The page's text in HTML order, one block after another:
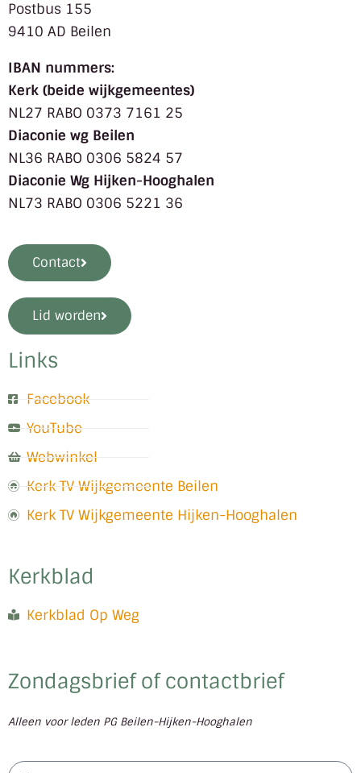
Postbus 155
9410 AD Beilen
IBAN nummers:
Kerk (beide wijkgemeentes)
NL27 RABO 0373 7161 25
Diaconie wg Beilen
NL36 RABO 0306 5824 57
Diaconie Wg Hijken-Hooghalen
NL73 RABO 0306 5221 36
Contact
Lid worden
Links
Facebook
YouTube
Webwinkel
Kerk TV Wijkgemeente Beilen
Kerk TV Wijkgemeente Hijken-Hooghalen
Kerkblad
Kerkblad Op Weg
Zondagsbrief of contactbrief
Alleen voor leden PG Beilen-Hijken-Hooghalen